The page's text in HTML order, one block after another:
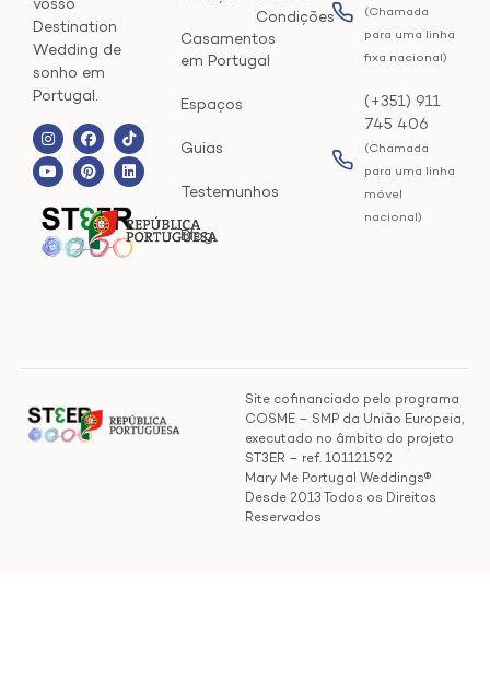
vosso
Destination
Wedding de
sonho em
Portugal.
Casamentos
em Portugal
Espaços
Guias
Testemunhos
Blog
Condições
(Chamada
para uma linha
fixa nacional)
(+351) 911
745 406
(Chamada
para uma linha
móvel
nacional)
Site cofinanciado pelo programa
COSME – SMP da União Europeia,
executado no âmbito do projeto
ST3ER – ref. 101121592
Mary Me Portugal Weddings®
Desde 2013 Todos os Direitos
Reservados